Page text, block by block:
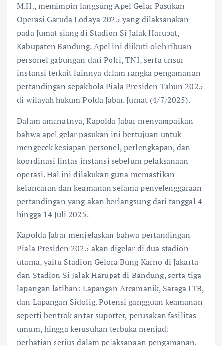
M.H., memimpin langsung Apel Gelar Pasukan
Operasi Garuda Lodaya 2025 yang dilaksanakan
pada Jumat siang di Stadion Si Jalak Harupat,
Kabupaten Bandung. Apel ini diikuti oleh ribuan
personel gabungan dari Polri, TNI, serta unsur
instansi terkait lainnya dalam rangka pengamanan
pertandingan sepakbola Piala Presiden Tahun 2025
di wilayah hukum Polda Jabar. Jumat (4/7/2025).
Dalam amanatnya, Kapolda Jabar menyampaikan
bahwa apel gelar pasukan ini bertujuan untuk
mengecek kesiapan personel, perlengkapan, dan
koordinasi lintas instansi sebelum pelaksanaan
operasi. Hal ini dilakukan guna memastikan
kelancaran dan keamanan selama penyelenggaraan
pertandingan yang akan berlangsung dari tanggal 4
hingga 14 Juli 2025.
Kapolda Jabar menjelaskan bahwa pertandingan
Piala Presiden 2025 akan digelar di dua stadion
utama, yaitu Stadion Gelora Bung Karno di Jakarta
dan Stadion Si Jalak Harupat di Bandung, serta tiga
lapangan latihan: Lapangan Arcamanik, Saraga ITB,
dan Lapangan Sidolig. Potensi gangguan keamanan
seperti bentrok antar suporter, perusakan fasilitas
umum, hingga kerusuhan terbuka menjadi
perhatian serius dalam pelaksanaan pengamanan.